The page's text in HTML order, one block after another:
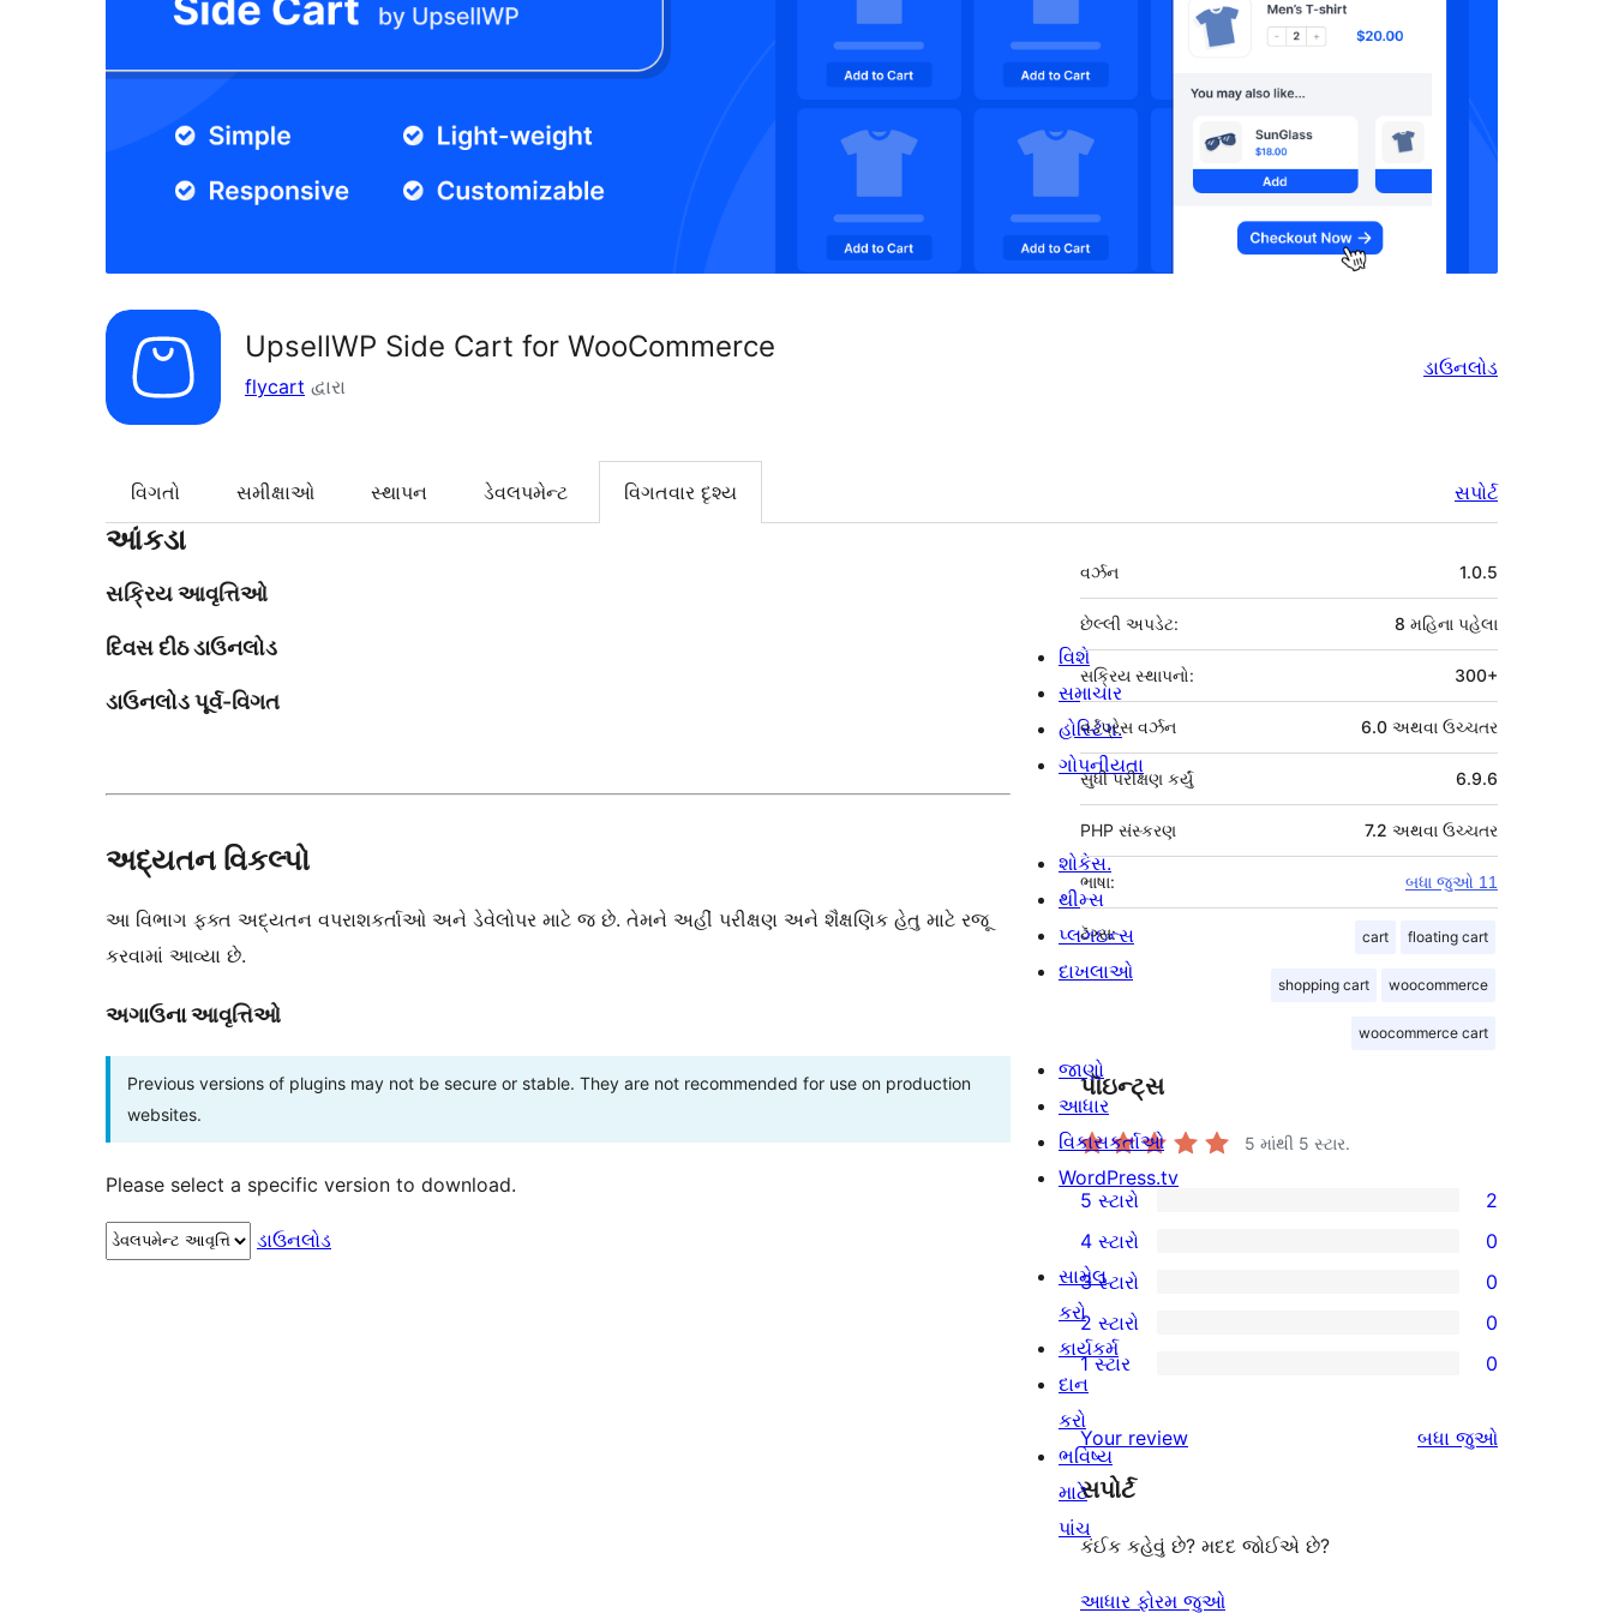
UpsellWP Side Cart for WooCommerce
flycart દ્વારા
ડાઉનલોડ
વિગતો સમીક્ષાઓ સ્થાપન ડેવલપમેન્ટ વિગતવાર દૃશ્ય સપોર્ટ
આંકડા
સક્રિય આવૃત્તિઓ
દિવસ દીઠ ડાઉનલોડ
ડાઉનલોડ પૂર્વ-વિગત
અદ્યતન વિકલ્પો
આ વિભાગ ફક્ત અદ્યતન વપરાશકર્તાઓ અને ડેવેલોપર માટે જ છે. તેમને અહીં પરીક્ષણ અને શૈક્ષણિક હેતુ માટે રજૂ
કરવામાં આવ્યા છે.
અગાઉના આવૃત્તિઓ
Previous versions of plugins may not be secure or stable. They are not recommended for use on production
websites.
Please select a specific version to download.
ડાઉનલોડ
મેટા
વર્ઝન 1.0.5
છેલ્લી અપડેટ: 8 મહિના પહેલા
સક્રિય સ્થાપનો: 300+
વર્ડપ્રેસ વર્ઝન 6.0 અથવા ઉચ્ચતર
6.9.6
સુધી પરીક્ષણ કર્યું
PHP સંસ્કરણ 7.2 અથવા ઉચ્ચતર
ભાષા: બધા જુઓ 11
ટૅગ્સ: cart floating cart
shopping cart woocommerce
woocommerce cart
પૉઇન્ટ્સ
5 માંથી 5 સ્ટાર.
2
5-
સ્ટાર
સમીક્ષાઓ
5 સ્ટારો 2
4-
સ્ટાર
સમીક્ષાઓ
4 સ્ટારો 0
0
3-
સ્ટાર
સમીક્ષાઓ
3 સ્ટારો 0
0
2-
સ્ટાર
સમીક્ષાઓ
2 સ્ટારો 0
0
1-
સ્ટાર
સમીક્ષાઓ
1 સ્ટાર 0
Your review બધા સમીક્ષાઓ
જુઓ
સપોર્ટ
કંઈક કહેવું છે? મદદ જોઈએ છે?
આધાર ફોરમ જુઓ
વિશે
સમાચાર
હોસ્ટિંગ.
ગોપનીયતા
શોકેસ.
થીમ્સ
પ્લગઇન્સ
દાખલાઓ
જાણો
આધાર
વિકાસકર્તાઓ
WordPress.tv
સામેલ
કરો
કાર્યકર્મ
દાન
કરો
ભવિષ્ય
માટે
પાંચ